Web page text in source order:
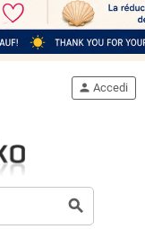
search
person Accedi